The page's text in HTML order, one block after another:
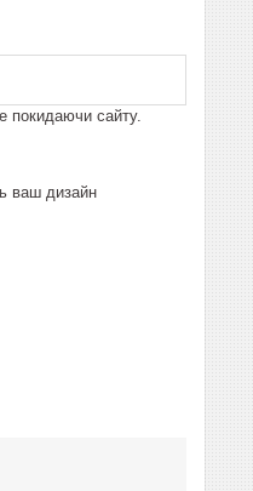
покидаючи сайту.
ваш дизайн